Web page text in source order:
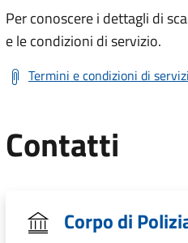
Per conoscere i dettagli di
e le condizioni di servizio.
Termini e condizioni di
Contatti
Corpo di